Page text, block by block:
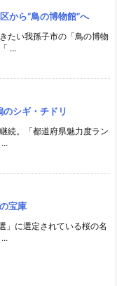
から”鳥の博物館”へ
たい我孫子市の「鳥の博物
...
シギ・チドリ
続。「都道府県魅力度ラン
宝庫
」に選定されている桜の名